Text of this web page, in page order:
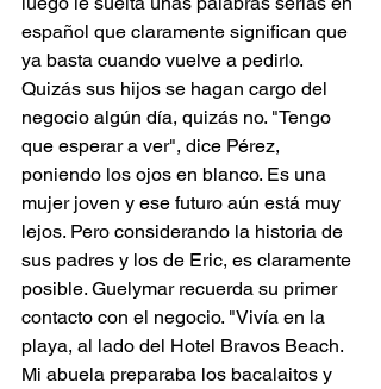
español que claramente significan que
ya basta cuando vuelve a pedirlo.
Quizás sus hijos se hagan cargo del
negocio algún día, quizás no. "Tengo
que esperar a ver", dice Pérez,
poniendo los ojos en blanco. Es una
mujer joven y ese futuro aún está muy
lejos. Pero considerando la historia de
sus padres y los de Eric, es claramente
posible. Guelymar recuerda su primer
contacto con el negocio. "Vivía en la
playa, al lado del Hotel Bravos Beach.
Mi abuela preparaba los bacalaitos y